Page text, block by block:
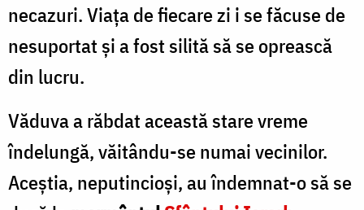
necazuri. Viaţa de fiecare zi i se făcuse de
nesuportat şi a fost silită să se oprească
din lucru.
Văduva a răbdat această stare vreme
îndelungă, văitându-se numai vecinilor.
Aceştia, neputincioşi, au îndemnat-o să se